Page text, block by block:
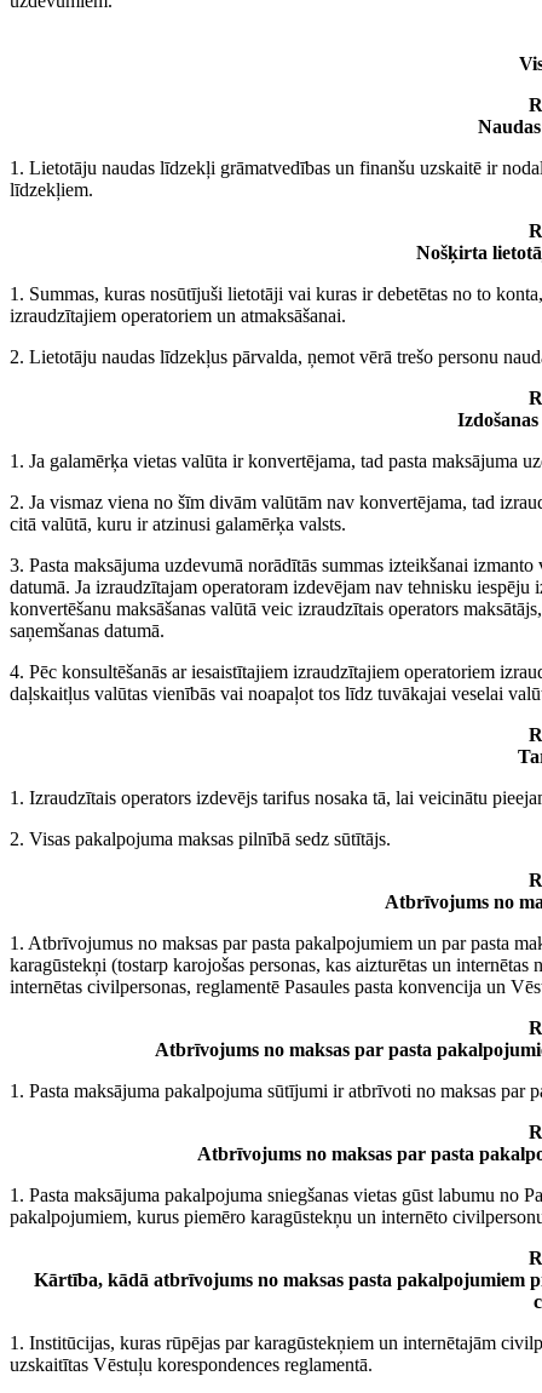
1. Lietotāju naudas līdzekļi grāmatvedības un finanšu uzskaitē ir
līdzekļiem.
Nošķirta
1. Summas, kuras nosūtījuši lietotāji vai kuras ir debetētas no to
izraudzītajiem operatoriem un atmaksāšanai.
2. Lietotāju naudas līdzekļus pārvalda, ņemot vērā trešo personu
1. Ja galamērķa vietas valūta ir konvertējama, tad pasta maksājuma
2. Ja vismaz viena no šīm divām valūtām nav konvertējama, tad
citā valūtā, kuru ir atzinusi galamērķa valsts.
3. Pasta maksājuma uzdevumā norādītās summas izteikšanai
datumā. Ja izraudzītajam operatoram izdevējam nav tehnisku
konvertēšanu maksāšanas valūtā veic izraudzītais operators
saņemšanas datumā.
4. Pēc konsultēšanās ar iesaistītajiem izraudzītajiem operatoriem
daļskaitļus valūtas vienībās vai noapaļot tos līdz tuvākajai veselai
1. Izraudzītais operators izdevējs tarifus nosaka tā, lai veicinātu
2. Visas pakalpojuma maksas pilnībā sedz sūtītājs.
Atbrīvojums no
1. Atbrīvojumus no maksas par pasta pakalpojumiem un par pasta
karagūstekņi (tostarp karojošas personas, kas aizturētas un
internētas civilpersonas, reglamentē Pasaules pasta konvencija un
Atbrīvojums no maksas par pasta
1. Pasta maksājuma pakalpojuma sūtījumi ir atbrīvoti no maksas par
Atbrīvojums no maksas par pasta
1. Pasta maksājuma pakalpojuma sniegšanas vietas gūst labumu no
pakalpojumiem, kurus piemēro karagūstekņu un internēto
Kārtība, kādā atbrīvojums no maksas pasta pakalpojumiem
1. Institūcijas, kuras rūpējas par karagūstekņiem un internētajām
uzskaitītas Vēstuļu korespondences reglamentā.